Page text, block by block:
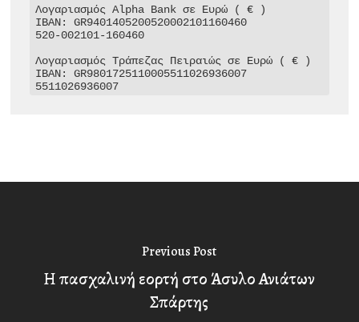
Λογαριασμός Alpha Bank σε Ευρώ ( € )
IBAN: GR9401405200520002101160460
520-002101-160460
Λογαριασμός Τράπεζας Πειραιώς σε Ευρώ ( € )
IBAN: GR9801725110005511026936007
5511026936007
Previous Post
Η πασχαλινή εορτή στο Άσυλο Ανιάτων
Σπάρτης